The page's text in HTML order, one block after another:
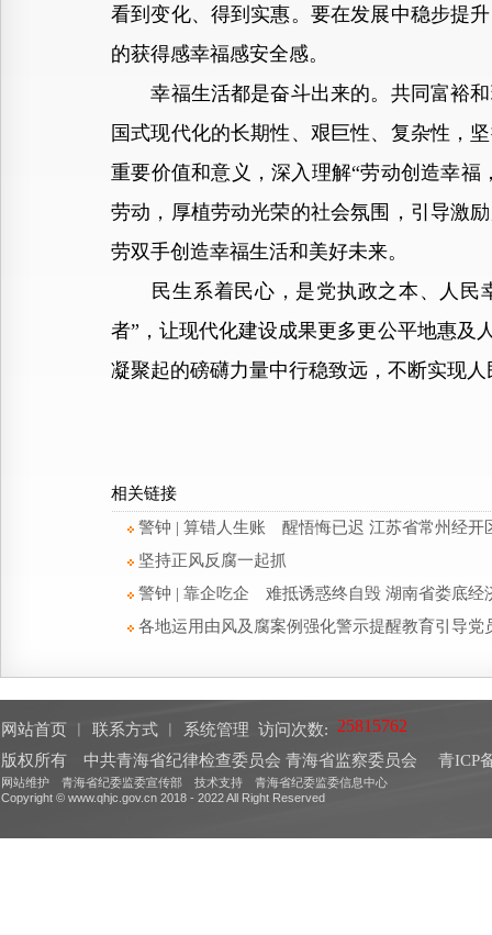
看到变化、得到实惠。要在发展中稳步提
的获得感幸福感安全感。
幸福生活都是奋斗出来的。共同富裕和
国式现代化的长期性、艰巨性、复杂性，
重要价值和意义，深入理解“劳动创造幸
劳动，厚植劳动光荣的社会氛围，引导激
劳双手创造幸福生活和美好未来。
民生系着民心，是党执政之本、人民
者”，让现代化建设成果更多更公平地惠及
凝聚起的磅礴力量中行稳致远，不断实现
相关链接
警钟 | 算错人生账 醒悟悔已迟 江苏省常州经开
坚持正风反腐一起抓
警钟 | 靠企吃企 难抵诱惑终自毁 湖南省娄底经
各地运用由风及腐案例强化警示提醒教育引导党
网站首页 联系方式 系统管理 访问次数:
版权所有 中共青海省纪律检查委员会 青海省监察委员会
青ICP
网站维护 青海省纪委监委宣传部 技术支持 青海省纪委监委信息中心
Copyright © www.qhjc.gov.cn 2018 - 2022 All Right Reserved